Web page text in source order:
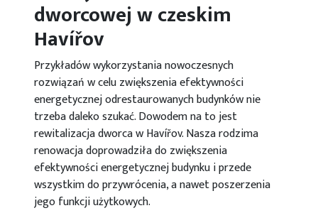
dworcowej w czeskim
Havířov
Przykładów wykorzystania nowoczesnych
rozwiązań w celu zwiększenia efektywności
energetycznej odrestaurowanych budynków nie
trzeba daleko szukać. Dowodem na to jest
rewitalizacja dworca w Havířov. Nasza rodzima
renowacja doprowadziła do zwiększenia
efektywności energetycznej budynku i przede
wszystkim do przywrócenia, a nawet poszerzenia
jego funkcji użytkowych.